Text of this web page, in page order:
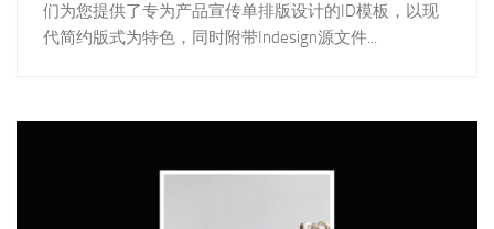
们为您提供了专为产品宣传单排版设计的ID模板，以现
代简约版式为特色，同时附带Indesign源文件...